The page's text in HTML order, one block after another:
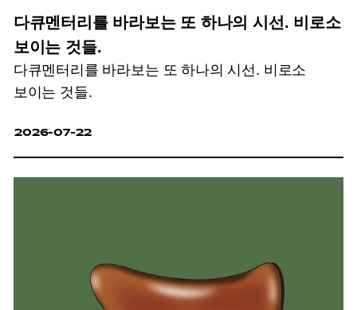
다큐멘터리를 바라보는 또 하나의 시선. 비로소
보이는 것들.
다큐멘터리를 바라보는 또 하나의 시선. 비로소
보이는 것들.
2026-07-22